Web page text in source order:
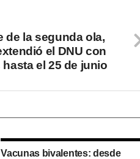
de la segunda ola,
el DNU con
el 25 de junio
Vacunas bivalentes: desde